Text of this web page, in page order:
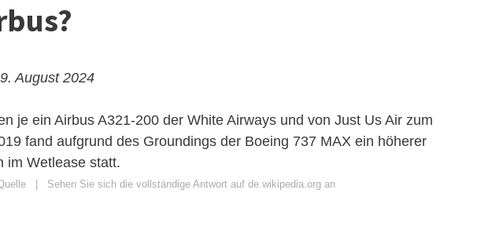
August 2024
je ein Airbus A321-200 der White Airways und von Just Us Air zum
fand aufgrund des Groundings der Boeing 737 MAX ein höherer
im Wetlease statt.
Sehen Sie sich die vollständige Antwort auf de.wikipedia.org an